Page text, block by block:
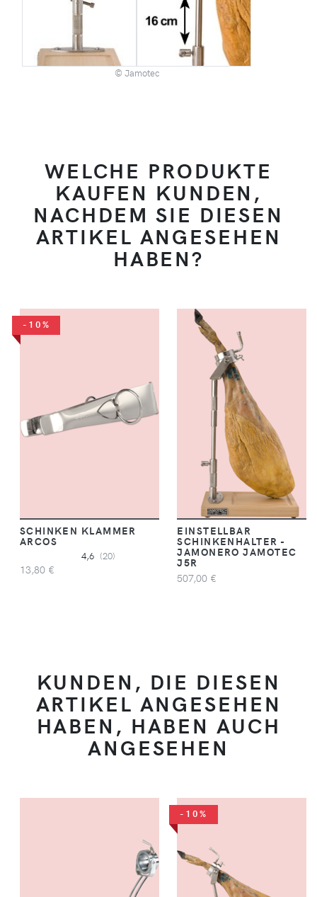
© Jamotec
WELCHE PRODUKTE
KAUFEN KUNDEN,
NACHDEM SIE DIESEN
ARTIKEL ANGESEHEN
HABEN?
-10%
SCHINKEN KLAMMER
ARCOS
4,6 (20)
13,80 €
EINSTELLBAR
SCHINKENHALTER -
JAMONERO JAMOTEC
J5R
507,00 €
KUNDEN, DIE DIESEN
ARTIKEL ANGESEHEN
HABEN, HABEN AUCH
ANGESEHEN
-10%